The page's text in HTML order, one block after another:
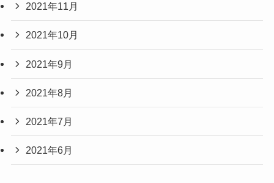
2021年11月
2021年10月
2021年9月
2021年8月
2021年7月
2021年6月